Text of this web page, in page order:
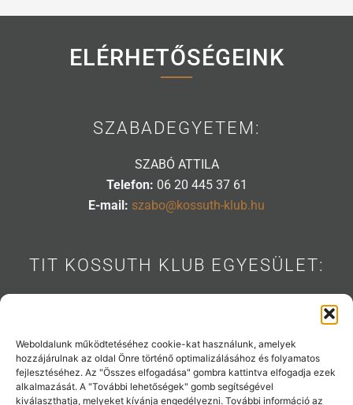
Weboldalunk működtetéséhez cookie-kat használunk, amelyek
hozzájárulnak az oldal Önre történő optimalizálásához és folyamatos
fejlesztéséhez. Az "Összes elfogadása" gombra kattintva elfogadja ezek
alkalmazását. A "További lehetőségek" gomb segítségével
kiválaszthatja, melyeket kívánja engedélyezni. További információ az
ELÉRHETŐSÉGEINK
SZABADEGYETEM:
SZABÓ ATTILA
Telefon: 06 20 445 37 61
E-mail: szabo@kossuth-klub.hu
TIT KOSSUTH KLUB EGYESÜLET:
E-mail: info@kossuth-klub.hu